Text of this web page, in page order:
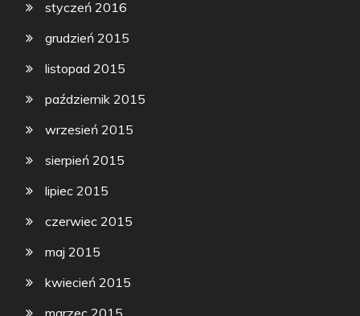
styczeń 2016
grudzień 2015
listopad 2015
październik 2015
wrzesień 2015
sierpień 2015
lipiec 2015
czerwiec 2015
maj 2015
kwiecień 2015
marzec 2015